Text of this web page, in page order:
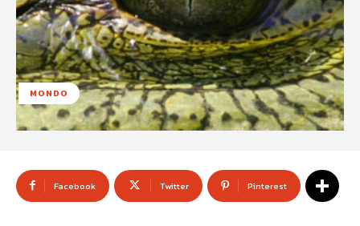
MONDO
Facebook Twitter Pinterest